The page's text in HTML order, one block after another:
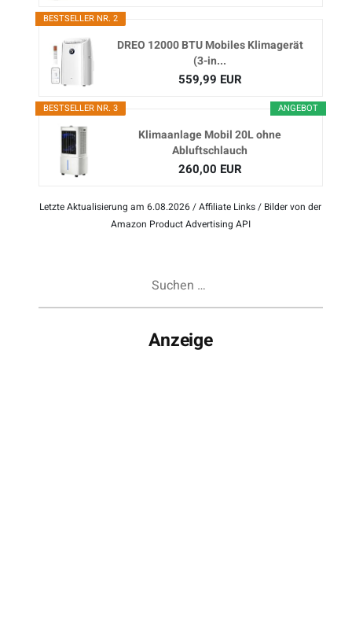
BESTSELLER NR. 2
DREO 12000 BTU Mobiles Klimagerät
(3-in...
559,99 EUR
ANGEBOT
BESTSELLER NR. 3
Klimaanlage Mobil 20L ohne
Abluftschlauch
260,00 EUR
Letzte Aktualisierung am 6.08.2026 / Affiliate Links / Bilder von der
Amazon Product Advertising API
Anzeige